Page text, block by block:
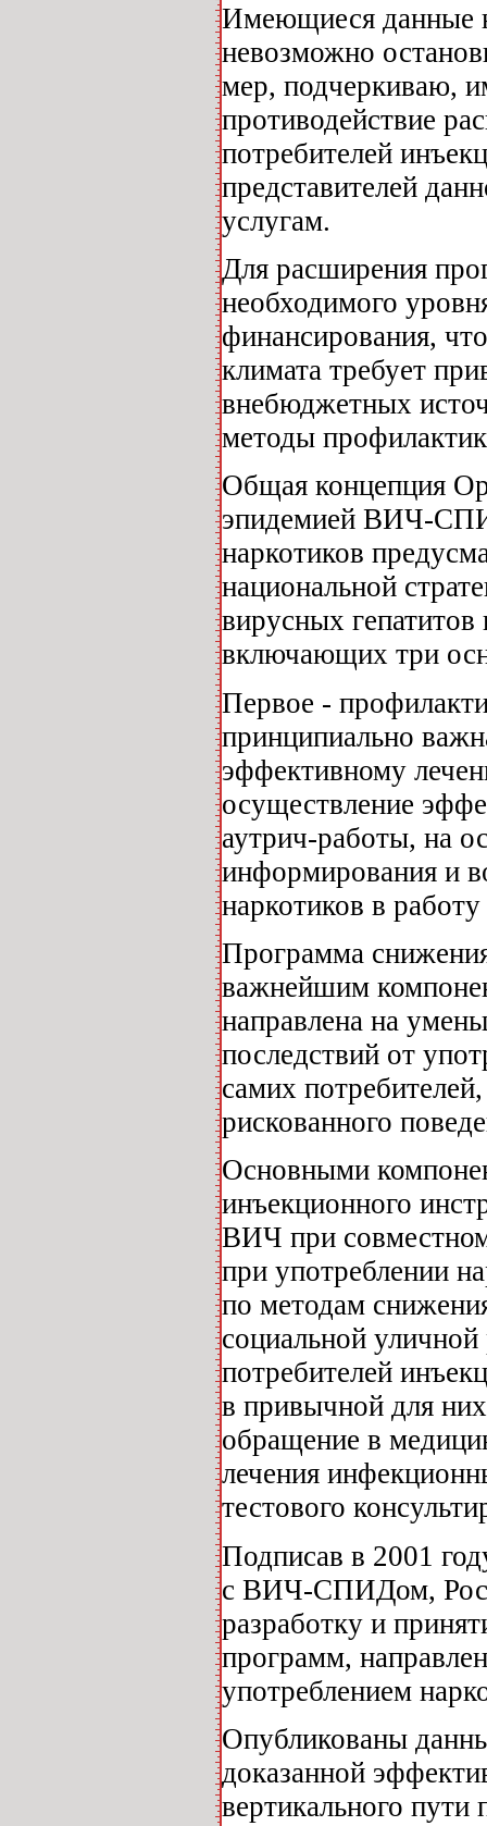
Имеющиеся данные
невозможно
мер, подчеркиваю,
противодействие
потребителей
представителей
услугам.
Для расширения
необходимого
финансирования,
климата требует
внебюджетных
методы
Общая концепция
эпидемией ВИЧ-
наркотиков
национальной
вирусных
включающих три
Первое -
принципиально
эффективному
осуществление
аутрич-работы, на
информирования и
наркотиков в
Программа
важнейшим
направлена на
последствий от
самих
рискованного
Основными
инъекционного
ВИЧ при
при употреблении
по методам
социальной
потребителей
в привычной для
обращение в
лечения
тестового
Подписав в 2001
с ВИЧ-СПИДом,
разработку и
программ,
употреблением
Опубликованы
доказанной
вертикального пути